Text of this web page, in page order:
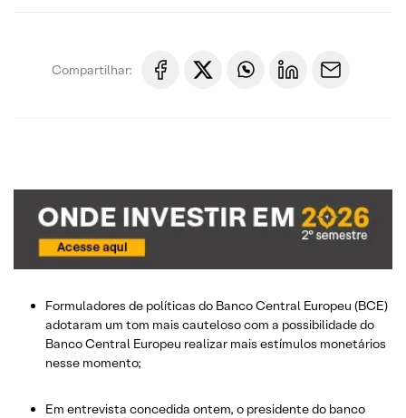
Compartilhar:
Formuladores de políticas do Banco Central Europeu (BCE)
adotaram um tom mais cauteloso com a possibilidade do
Banco Central Europeu realizar mais estímulos monetários
nesse momento;
Em entrevista concedida ontem, o presidente do banco